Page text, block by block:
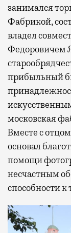
занимался
Фабрикой,
владел
Федоровичем
прибыльный
московская
Вместе с
основал
помощи
несчастным
способности к